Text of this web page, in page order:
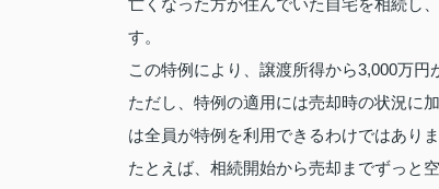
す。
この特例により、譲渡所得から3,000万円
ただし、特例の適用には売却時の状況に
は全員が特例を利用できるわけではありま
たとえば、相続開始から売却までずっと